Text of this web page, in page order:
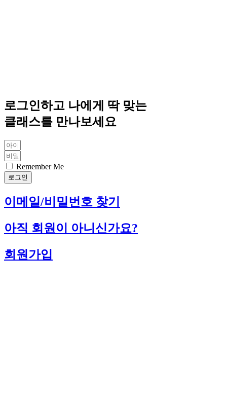
로그인하고 나에게 딱 맞는
클래스를 만나보세요
Remember Me
로그인
이메일/비밀번호 찾기
아직 회원이 아니신가요?
회원가입